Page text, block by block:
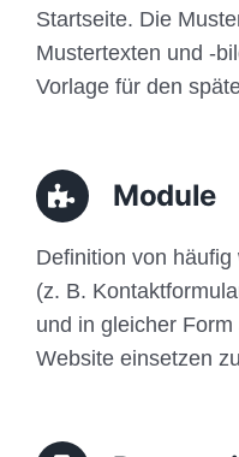
Startseite. Die
Mustertexten und -
Vorlage für den
Module
Definition von
(z. B.
und in gleicher
Website einsetzen